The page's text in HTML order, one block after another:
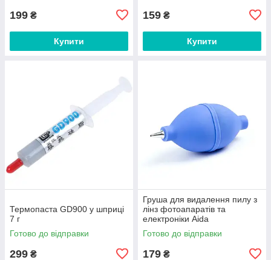
199 ₴
Купити
159 ₴
Купити
Термопаста GD900 у шприці
7 г
Готово до відправки
299 ₴
Груша для видалення пилу з
лінз фотоапаратів та
електроніки Aida
Готово до відправки
179 ₴